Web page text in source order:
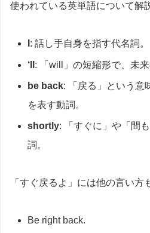
使われている英単語について解
: 話し手自身を指す代名詞。
‘ll : 「will」の短縮形で、未
be back: 「戻る」という意
を表す動詞。
shortly: 「すぐに」や「間
詞。
「すぐ戻るよ」には他の言い方
Be right back.